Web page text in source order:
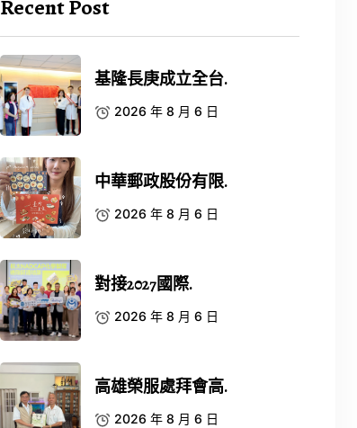
Recent Post
基隆長庚成立全台.
2026 年 8 月 6 日
中華郵政股份有限.
2026 年 8 月 6 日
對接2027國際.
2026 年 8 月 6 日
高雄榮服處拜會高.
2026 年 8 月 6 日